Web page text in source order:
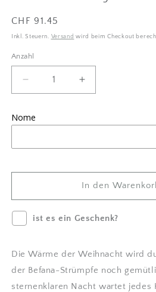
Listenpreis
CHF 91.45
Inkl. Steuern. Versand wird beim Checkout
Anzahl
Anzahl
Menge
um
aus
und
|
Personalisiert
|
Nussknacker
Soldat
Embroidery
store
Letizia
verringern
Betrag
für
aus
und
|
Personalisiert
|
Soldat
Embroidery
store
Letizia
erhöhen
Nome
In den
ist es ein Geschenk?
Die Wärme der Weihnacht wird
der Befana-Strümpfe noch
sternenklaren Nacht wartet jedes